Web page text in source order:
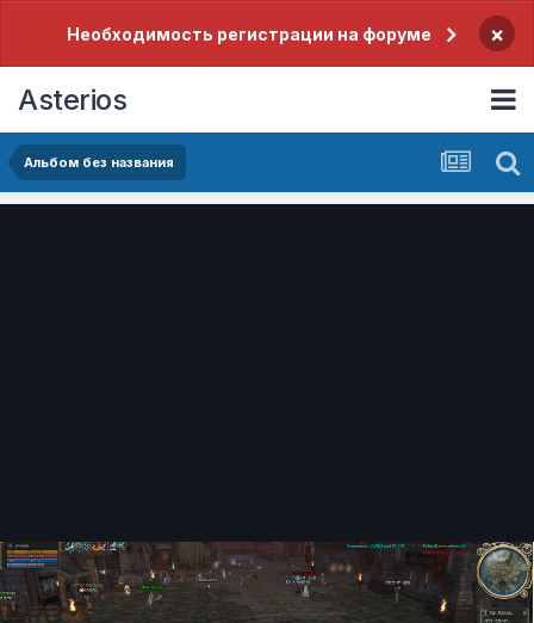
Необходимость регистрации на форуме ×
Asterios
Альбом без названия